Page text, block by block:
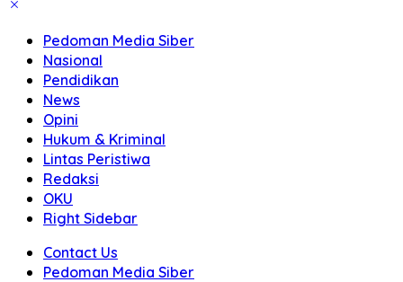
Pedoman Media Siber
Nasional
Pendidikan
News
Opini
Hukum & Kriminal
Lintas Peristiwa
Redaksi
OKU
Right Sidebar
Contact Us
Pedoman Media Siber